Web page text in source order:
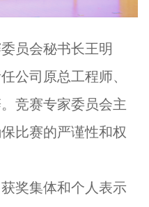
员会秘书长王明
公司原总工程师、
竞赛专家委员会主
比赛的严谨性和权
奖集体和个人表示